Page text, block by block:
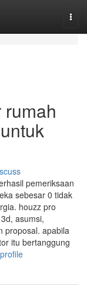
pemeriksaan
sebesar 0 tidak
houzz pro
asumsi,
proposal. apabila
itu bertanggung